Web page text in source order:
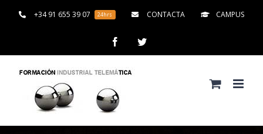
+34 91 655 39 07 24hrs CONTACTA CAMPUS
FacebookTwitter